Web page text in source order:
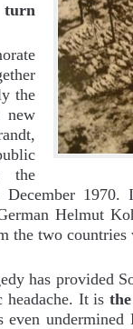
turn
the
new
the
1970.
Helmut
the two
has provided
It is
even